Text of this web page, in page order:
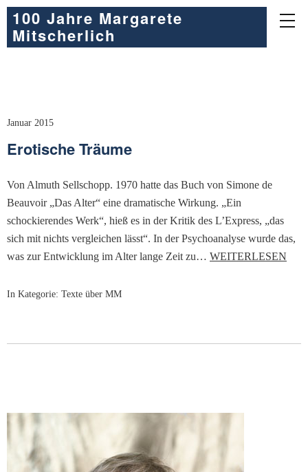
100 Jahre Margarete
Mitscherlich
Januar 2015
Erotische Träume
Von Almuth Sellschopp. 1970 hatte das Buch von Simone de
Beauvoir „Das Alter“ eine dramatische Wirkung. „Ein
schockierendes Werk“, hieß es in der Kritik des L’Express, „das
sich mit nichts vergleichen lässt“. In der Psychoanalyse wurde das,
was zur Entwicklung im Alter lange Zeit zu… WEITERLESEN
In Kategorie: Texte über MM